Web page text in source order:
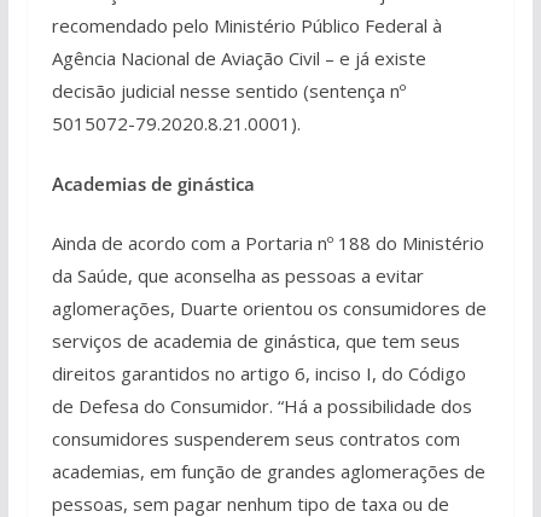
recomendado pelo Ministério Público Federal à
Agência Nacional de Aviação Civil – e já existe
decisão judicial nesse sentido (sentença nº
5015072-79.2020.8.21.0001).
Academias de ginástica
Ainda de acordo com a Portaria nº 188 do Ministério
da Saúde, que aconselha as pessoas a evitar
aglomerações, Duarte orientou os consumidores de
serviços de academia de ginástica, que tem seus
direitos garantidos no artigo 6, inciso I, do Código
de Defesa do Consumidor. “Há a possibilidade dos
consumidores suspenderem seus contratos com
academias, em função de grandes aglomerações de
pessoas, sem pagar nenhum tipo de taxa ou de